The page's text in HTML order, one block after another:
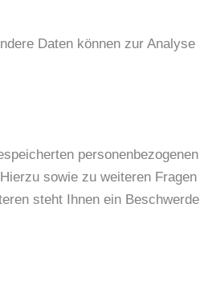
Daten können zur
sowie zu weiteren
steht Ihnen ein